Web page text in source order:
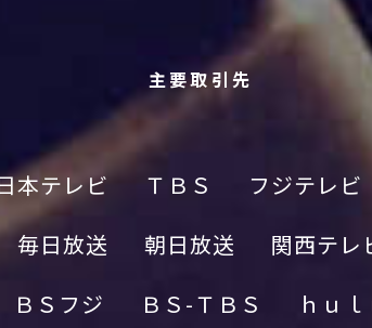
主要取引先
本テレビ ＴＢＳ フジテレビ
毎日放送 朝日放送 関西テレ
ＢＳフジ ＢＳ-ＴＢＳ ｈｕｌ